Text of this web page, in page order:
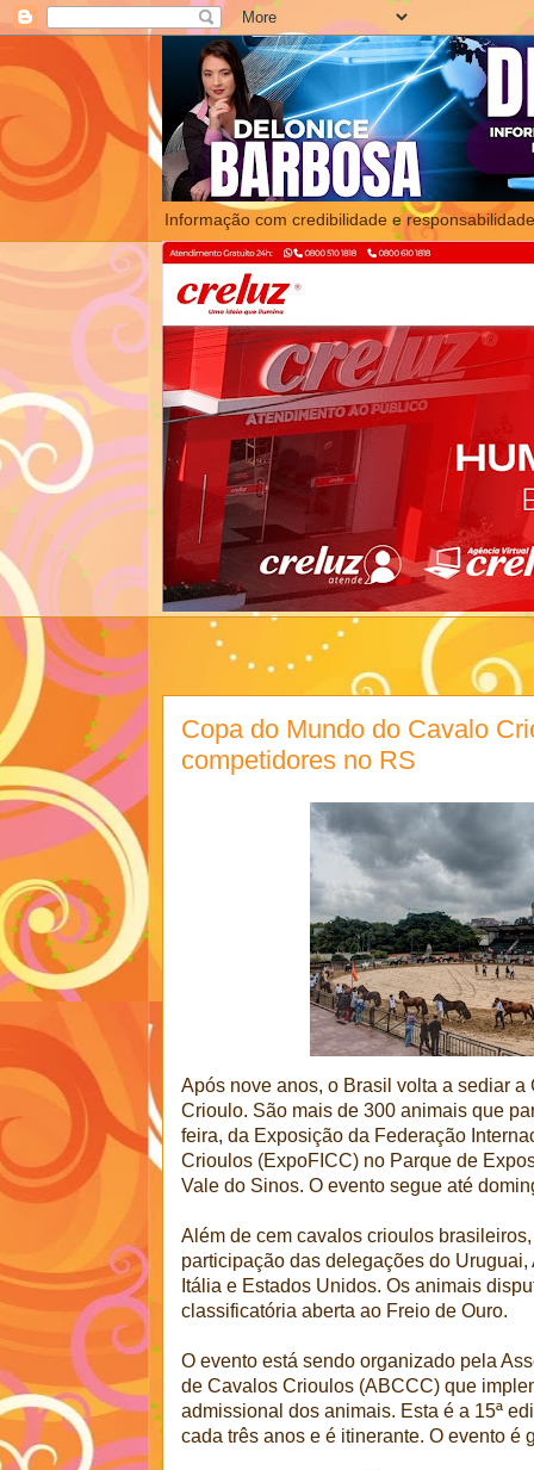
Informação com credibilidade e
Copa do Mundo do Cavalo
competidores no RS
Após nove anos, o Brasil volta a sediar
Crioulo. São mais de 300 animais que
feira, da Exposição da Federação
Crioulos (ExpoFICC) no Parque de
Vale do Sinos. O evento segue até
Além de cem cavalos crioulos
participação das delegações do
Itália e Estados Unidos. Os animais
classificatória aberta ao Freio de Ouro.
O evento está sendo organizado pela
de Cavalos Crioulos (ABCCC) que
admissional dos animais. Esta é a 15ª
cada três anos e é itinerante. O evento é